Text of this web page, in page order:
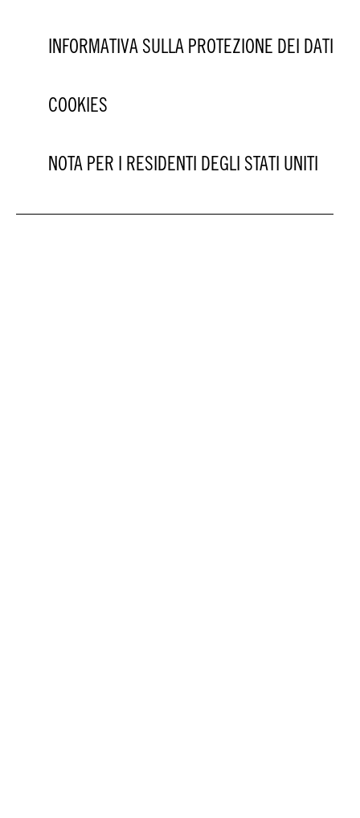
INFORMATIVA SULLA PROTEZIONE DEI DATI
COOKIES
NOTA PER I RESIDENTI DEGLI STATI UNITI